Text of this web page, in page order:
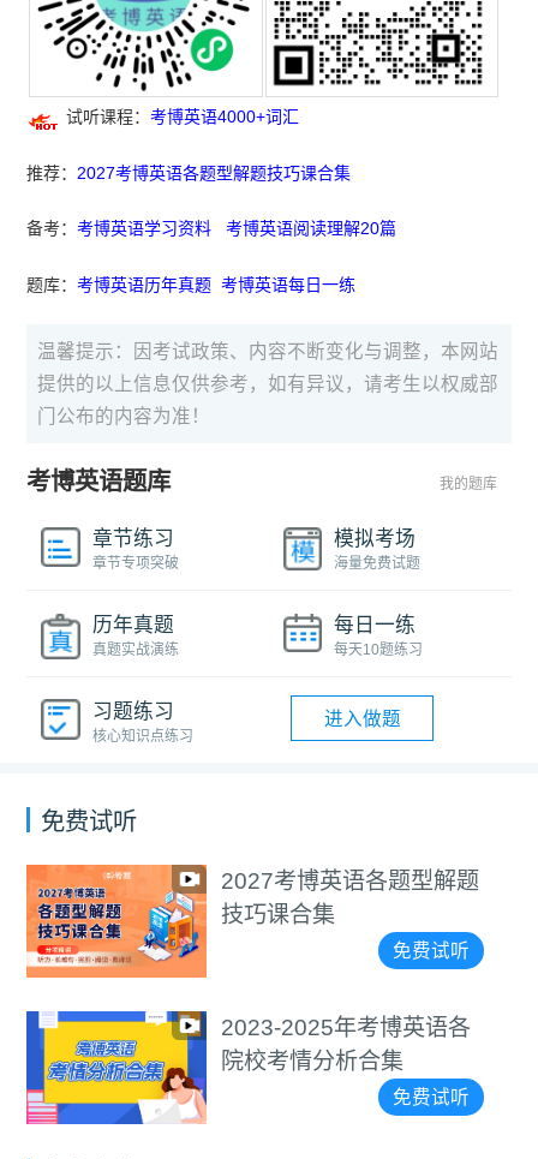
试听课程：考博英语4000+词汇
推荐： 2027考博英语各题型解题技巧课合集
备考：考博英语学习资料 考博英语阅读理解20篇
题库：考博英语历年真题 考博英语每日一练
温馨提示：因考试政策、内容不断变化与调整，本网站
提供的以上信息仅供参考，如有异议，请考生以权威部
门公布的内容为准！
考博英语题库 我的题库
章节练习
章节专项突破
模拟考场
海量免费试题
历年真题
真题实战演练
每日一练
每天10题练习
习题练习
核心知识点练习
进入做题
免费试听
题型解题
免费试听
博英语各
免费试听
医学考博
通用考博
视频教程